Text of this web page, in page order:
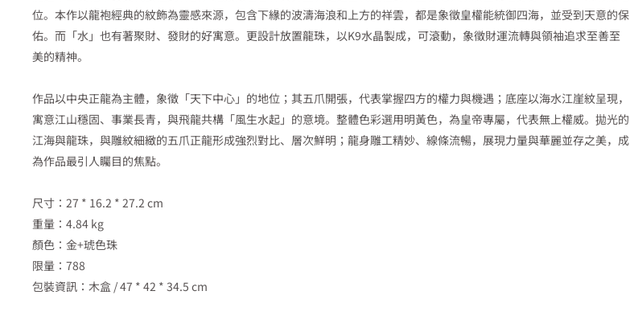
位。本作以龍袍經典的紋飾為靈感來源，包含下緣的波濤海浪和上方的祥雲，都是象徵皇權能統御四海，並受到天意的保
佑。而「水」也有著聚財、發財的好寓意。更設計放置龍珠，以K9水晶製成，可滾動，象徵財運流轉與領袖追求至善至
美的精神。
作品以中央正龍為主體，象徵「天下中心」的地位；其五爪開張，代表掌握四方的權力與機遇；底座以海水江崖紋呈現，
寓意江山穩固、事業長青，與飛龍共構「風生水起」的意境。整體色彩選用明黃色，為皇帝專屬，代表無上權威。拋光的
江海與龍珠，與雕紋細緻的五爪正龍形成強烈對比、層次鮮明；龍身雕工精妙、線條流暢，展現力量與華麗並存之美，成
為作品最引人矚目的焦點。
尺寸：27 * 16.2 * 27.2 cm
重量：4.84 kg
顏色：金+琥色珠
限量：788
包裝資訊：木盒 / 47 * 42 * 34.5 cm